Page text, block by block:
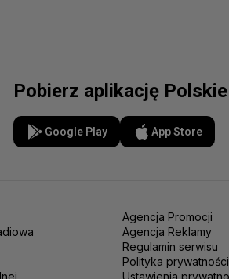
Pobierz aplikację
Google Play App Store
Agencja Promocji
Agencja Reklamy
Regulamin serwisu
Polityka prywatności
Ustawienia